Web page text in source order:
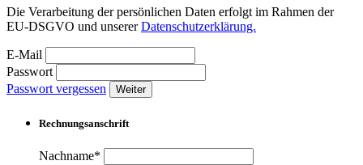
Die Verarbeitung der persönlichen Daten erfolgt im Rahmen der
EU-DSGVO und unsererDatenschutzerklärung.
E-Mail
Passwort
Passwort vergessen
Weiter
Rechnungsanschrift
Nachname*